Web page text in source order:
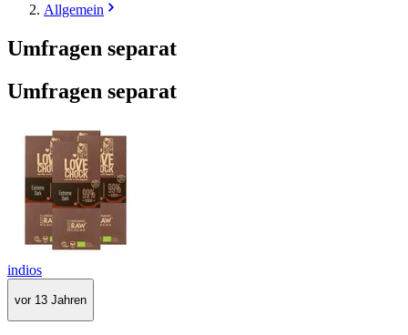
Allgemein
Umfragen separat
Umfragen separat
indios
vor 13 Jahren